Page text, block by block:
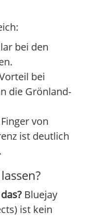
bei den
bei
die Grönland-
von
ist deutlich
Bluejay
ist kein